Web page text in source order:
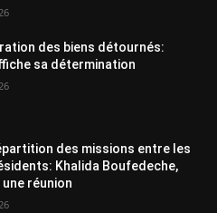
des biens détournés:
sa détermination
des missions entre les
Khalida Boufedeche,
réunion